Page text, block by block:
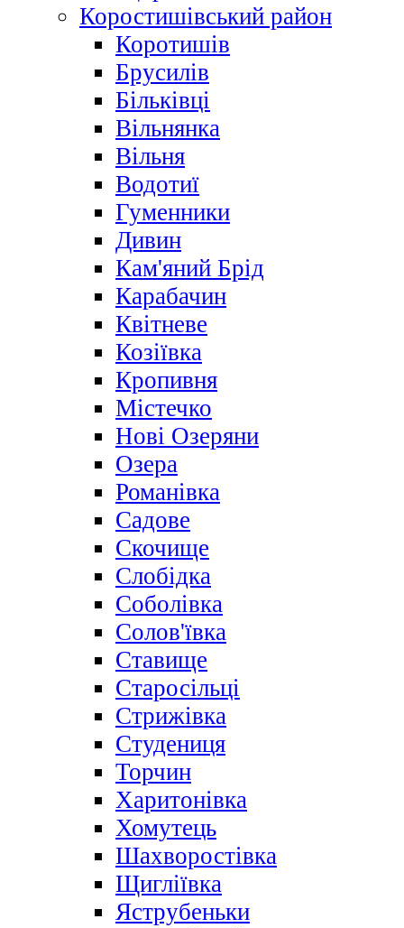
Коростишівський район
Коротишів
Брусилів
Більківці
Вільнянка
Вільня
Водотиї
Гуменники
Дивин
Кам'яний Брід
Карабачин
Квітневе
Козіївка
Кропивня
Містечко
Нові Озеряни
Озера
Романівка
Садове
Скочище
Слобідка
Соболівка
Солов'ївка
Ставище
Старосільці
Стрижівка
Студениця
Торчин
Харитонівка
Хомутець
Шахворостівка
Щигліївка
Яструбеньки